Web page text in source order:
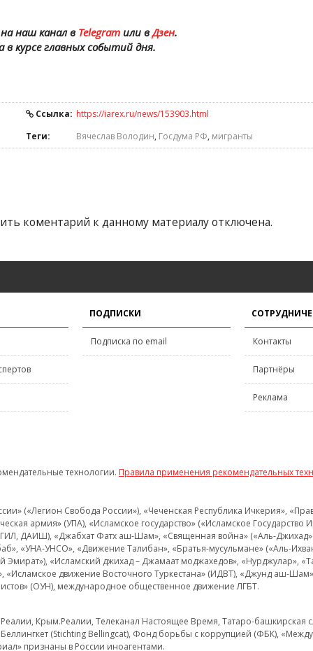
наш канал в Telegramили вДзен.
в курсе главных событий дня.
Ссылка: https://iarex.ru/news/153903.html
Теги:
Вячеслав Володин, Госдума РФ, мигранты
коментарий к данному материалу отключена.
ПОДПИСКИ
Подписка по email Контакты
Партнёры
Реклама
технологии. Правила применения рекомендательных
(«Легион Свобода России»), «Чеченская Республика Ичкерия»,
армия» (УПА), «Исламское государство» («Исламское
ДАИШ), «Джабхат Фатх аш-Шам», «Священная война» («Аль-Джихад»
«УНА-УНСО», «Движение Талибан», «Братья-мусульмане» («Аль-
Эмират»), «Исламский джихад – Джамаат моджахедов», «Нурджулар»,
«Исламское движение Восточного Туркестана» (ИДВТ), «Джунд аш-
(ОУН), международное общественное движение ЛГБТ.
Крым.Реалии, Телеканал Настоящее Время, Татаро-
(Stichting Bellingcat), Фонд борьбы с коррупцией (ФБК),
признаны в России иноагентами.